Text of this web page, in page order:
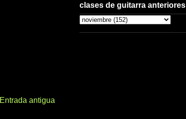
Entrada antigua
clases de guitarra anteriores